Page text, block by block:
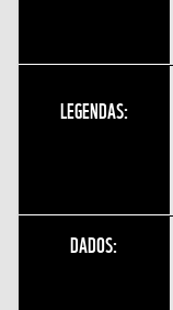
LEGENDAS:
DADOS: